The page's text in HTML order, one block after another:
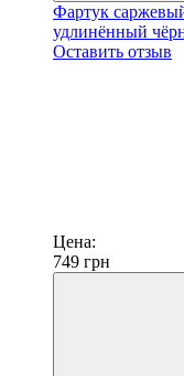
Фартук
удлинённый
Оставить отзыв
Цена:
749 грн